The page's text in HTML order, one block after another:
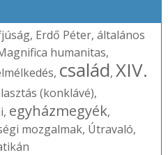
, Erdő Péter, általános
humanitas,
, család, XIV.
(konklávé),
, egyházmegyék,
mozgalmak, Útravaló,